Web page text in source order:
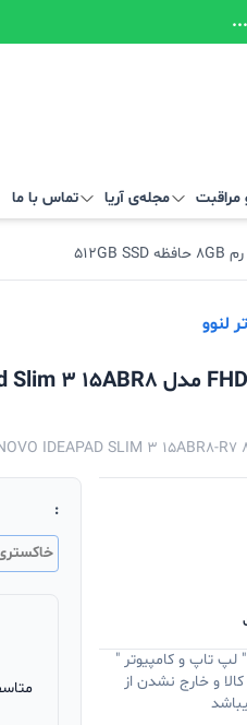
مجله‌ی آریا تماس با ما
لنوو
IDEAPAD SLIM 3 15ABR8-R7
لپ تاپ و کامپیوتر "
و خارج نشدن از
: